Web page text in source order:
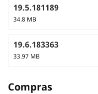
19.5.181189
34.8 MB
19.6.183363
33.97 MB
Compras